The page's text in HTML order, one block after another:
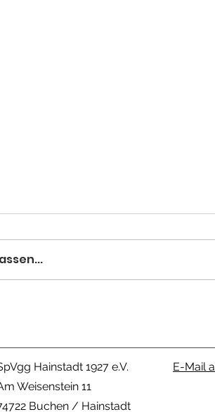
Hainstadt 1927 e.V.
Weisenstein 11
Buchen / Hainstadt
E-Mail